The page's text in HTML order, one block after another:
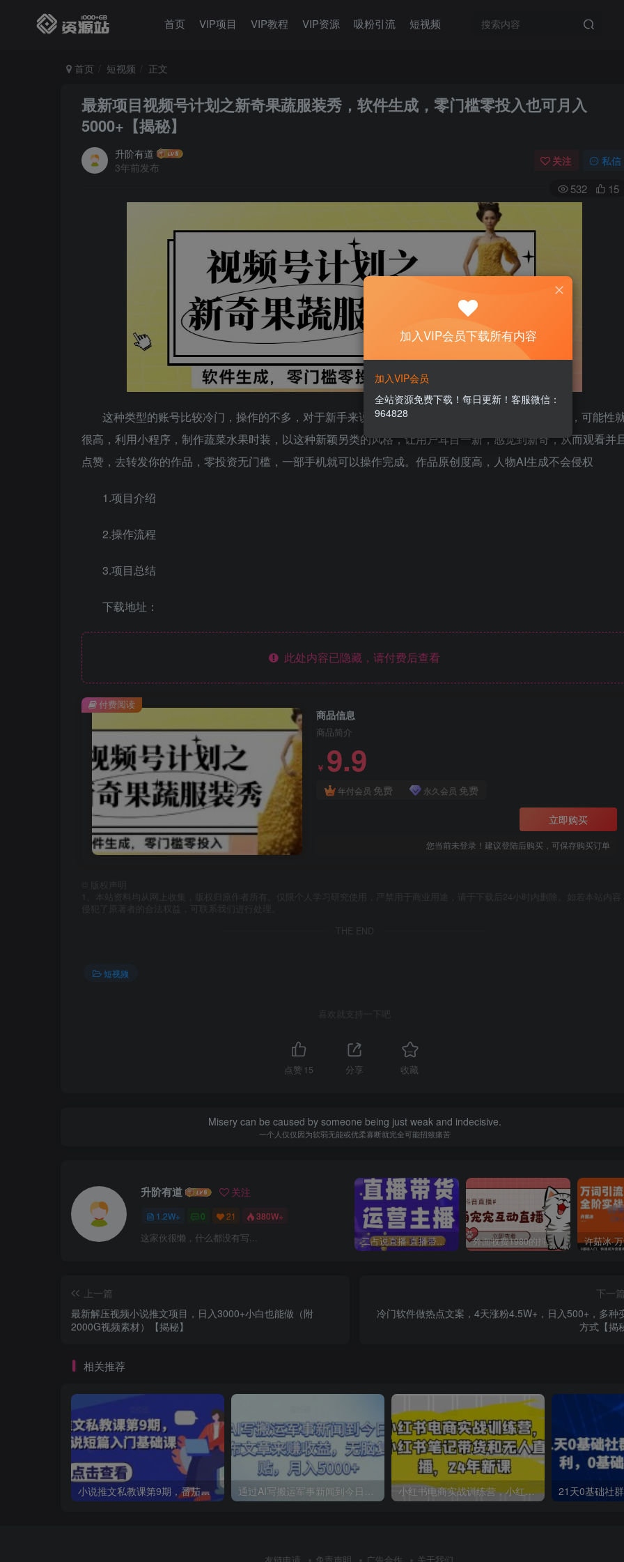
首页 VIP项目 VIP教程 VIP资源 吸粉引流 短视频
首页 短视频 正文
最新项目视频号计划之新奇果蔬服装秀，软件生成，零门槛零投入也可月入
5000+【揭秘】
升阶有道
3年前发布
关注 私信
532 15
这种类型的账号比较冷门，操作的不多，对于新手来说，成功把账号做起来的机率就会提升很多，可能性
很高，利用小程序，制作蔬菜水果时装，以这种新颖另类的风格，让用户耳目一新，感觉到新奇，从而观看并
点赞，去转发你的作品，零投资无门槛，一部手机就可以操作完成。作品原创度高，人物AI生成不会侵权
1.项目介绍
2.操作流程
3.项目总结
下载地址：
此处内容已隐藏，请付费后查看
商品信息
商品简介
￥ 9.9
年付会员 免费 永久会员 免费
立即购买
您当前未登录！建议登陆后购买，可保存购买订单
付费阅读
版权声明
1、本站资料均从网上收集，版权归原作者所有。仅限个人学习研究使用，严禁用于商业用途，请于下载后24小时内删除。如若本站内容
侵犯了原著者的合法权益，可联系我们进行处理。
THE END
短视频
喜欢就支持一下吧
点赞 15 分享 收藏
Misery can be caused by someone being just weak and indecisive.
一个人仅仅因为软弱无能或优柔寡断就完全可能招致痛苦
升阶有道 关注
1.2W+ 0 21 380W+
这家伙很懒，什么都没有写... 二占说直播·直播带货主播运营课程，主播运营二合一实操课 外面收费1980的抖音萌宠宠直播项目，可虚拟人直播，抖音报白，实时互动直播【软件+详细教程】
上一篇
最新解压视频小说推文项目，日入3000+小白也能做（附
2000G视频素材）【揭秘】
下一
冷门软件做热点文案，4天涨粉4.5W+，日入500+，多种
方式【揭
相关推荐
小说推文私教课第9期，番茄小说短篇入门基础课 小红书电商实战训练营，小红书笔记带货和无人直播，24年新课
加入VIP会员下载所有内容
加入VIP会员
全站资源免费下载！每日更新！客服微信：
964828